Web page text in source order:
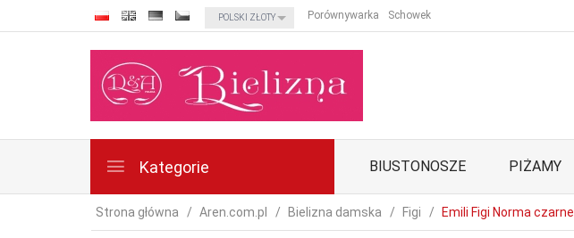
currency_h
POLSKI ZŁOTY Porównywarka Schowek
Kategorie BIUSTONOSZE PIŻAMY
Strona główna Aren.com.pl Bielizna damska Figi Emili Figi Norma czarne